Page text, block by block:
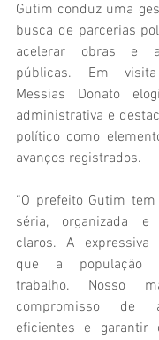
Gutim conduz uma
busca de parcerias
acelerar obras e
públicas. Em
Messias Donato
administrativa e
político como
avanços registrados.
“O prefeito Gutim
séria, organizada e
claros. A expressiva
que a população
trabalho. Nosso
compromisso de
eficientes e garantir